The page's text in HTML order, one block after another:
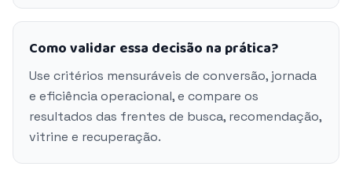
Como validar essa decisão na prática?
Use critérios mensuráveis de conversão, jornada
e eficiência operacional, e compare os
resultados das frentes de busca, recomendação,
vitrine e recuperação.